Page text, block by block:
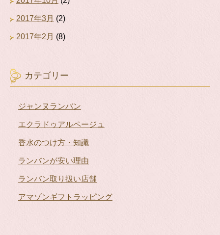
2017年3月 (2)
2017年2月 (8)
カテゴリー
ジャンヌランバン
エクラドゥアルページュ
香水のつけ方・知識
ランバンが安い理由
ランバン取り扱い店舗
アマゾンギフトラッピング